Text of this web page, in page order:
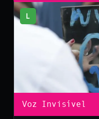
L
Voz Invisível